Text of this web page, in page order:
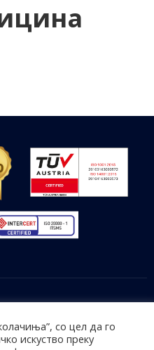
решенијасо цел да го
искуство преку